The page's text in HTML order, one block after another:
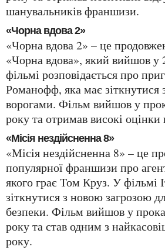
шанувальників франшизи.
«Чорна вдова 2»
«Чорна вдова 2» – це продовження фільму
«Чорна вдова», який вийшов у
фільмі розповідається про
Романофф, яка має зіткнутися
ворогами. Фільм вийшов у
року та отримав високі оцінки
«Місія нездійсненна 8»
«Місія нездійсненна 8» – це продовження
популярної франшизи про
якого грає Том Круз. У фільмі
зіткнутися з новою загрозою
безпеки. Фільм вийшов у
року та став одним з
року.